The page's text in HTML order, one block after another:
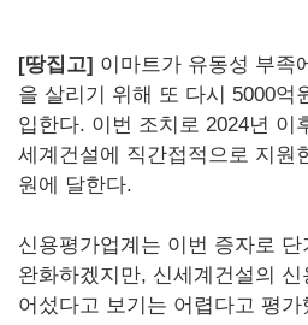
[땅집고] 이마트가 유동성 부족
을 살리기 위해 또 다시 5000억
입한다. 이번 조치로 2024년 이
세계건설에 직간접적으로 지원
원에 달한다.
신용평가업계는 이번 증자로
완화하겠지만, 신세계건설의
어섰다고 보기는 어렵다고 평가